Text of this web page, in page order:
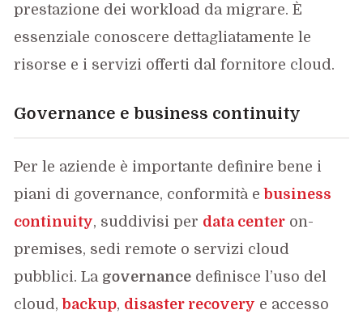
prestazione dei workload da migrare. È
essenziale conoscere dettagliatamente le
risorse e i servizi offerti dal fornitore cloud.
Governance e business continuity
Per le aziende è importante definire bene i
piani di governance, conformità e business
continuity, suddivisi per data center on-
premises, sedi remote o servizi cloud
pubblici. La governance definisce l’uso del
cloud, backup, disaster recovery e accesso